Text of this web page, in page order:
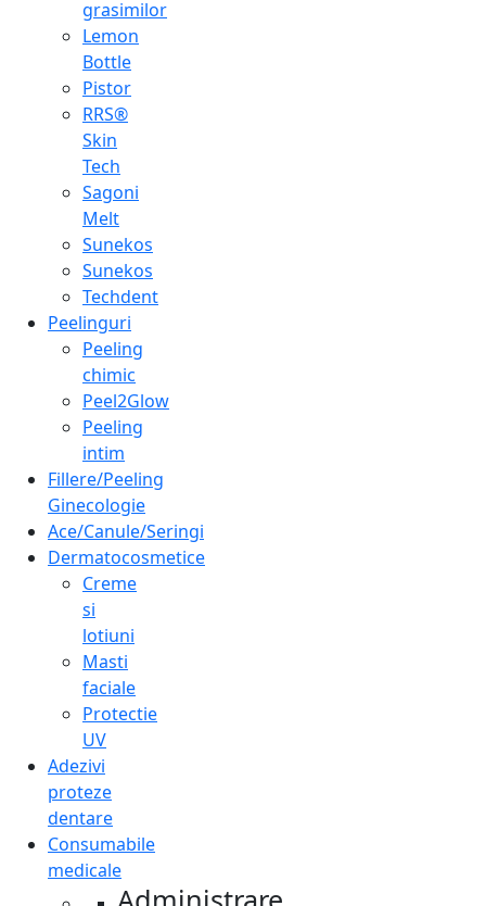
grasimilor
Lemon
Bottle
Pistor
RRS®
Skin
Tech
Sagoni
Melt
Sunekos
Sunekos
Techdent
Peelinguri
Peeling
chimic
Peel2Glow
Peeling
intim
Fillere/Peeling
Ginecologie
Ace/Canule/Seringi
Dermatocosmetice
Creme
si
lotiuni
Masti
faciale
Protectie
UV
Adezivi
proteze
dentare
Consumabile
medicale